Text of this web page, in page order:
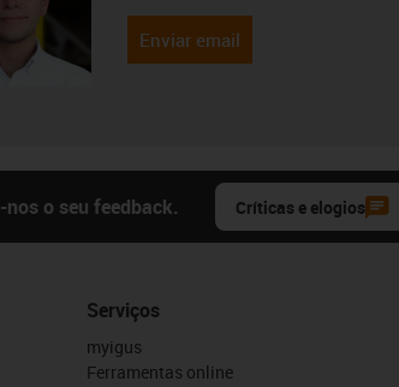
Enviar email
nos o seu feedback. Críticas e elogios
Serviços
myigus
Ferramentas online